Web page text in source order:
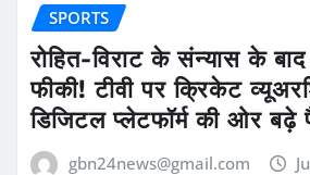
SPORTS
रोहित-विराट के संन्यास के
फीकी! टीवी पर क्रिकेट
डिजिटल प्लेटफॉर्म की ओर
gbn24news@gmail.com